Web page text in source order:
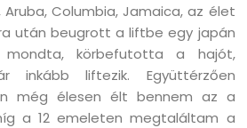
Aruba, Columbia, Jamaica, az élet
után beugrott a liftbe egy japán
körbefutotta a hajót,
inkább liftezik. Együttérzően
még élesen élt bennem az a
a 12 emeleten megtaláltam a